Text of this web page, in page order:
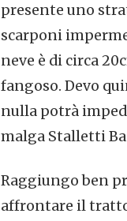
presente uno
scarponi
neve è di circa
fangoso. Devo
nulla potrà
malga Stalletti
Raggiungo ben
affrontare il